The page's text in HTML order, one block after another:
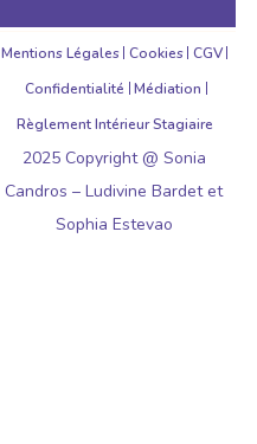
Mentions Légales Cookies CGV
Confidentialité Médiation
Règlement Intérieur Stagiaire
2025 Copyright @ Sonia
Candros – Ludivine Bardet et
Sophia Estevao